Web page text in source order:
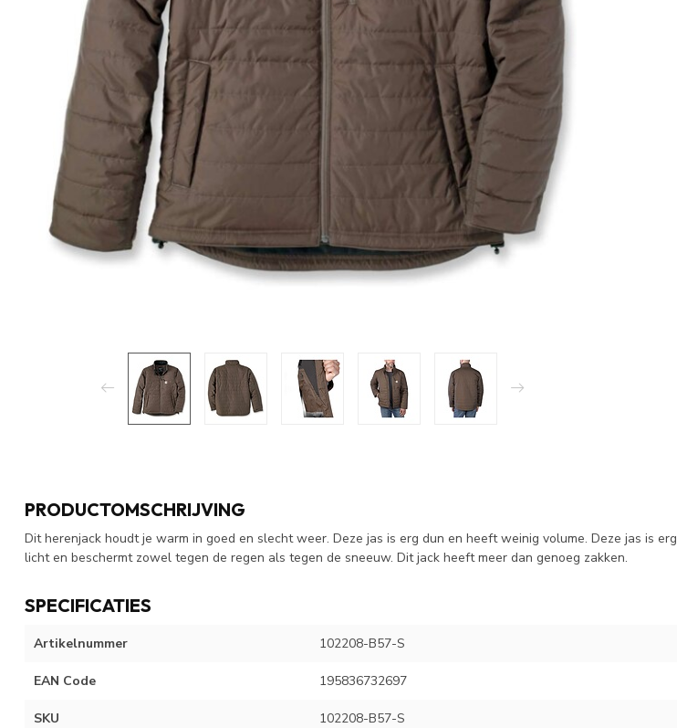
PRODUCTOMSCHRIJVING
Dit herenjack houdt je warm in goed en slecht weer. Deze jas is erg dun en heeft weinig volume. Deze jas is erg
licht en beschermt zowel tegen de regen als tegen de sneeuw. Dit jack heeft meer dan genoeg zakken.
SPECIFICATIES
Artikelnummer 102208-B57-S
EAN Code 195836732697
SKU 102208-B57-S